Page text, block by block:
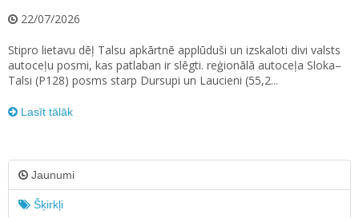
22/07/2026
Stipro lietavu dēļ Talsu apkārtnē applūduši un izskaloti divi valsts
autoceļu posmi, kas patlaban ir slēgti. reģionālā autoceļa Sloka–
Talsi (P128) posms starp Dursupi un Laucieni (55,2...
Lasīt tālāk
Jaunumi
Šķirkļi